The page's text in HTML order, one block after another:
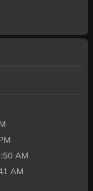
AM
AM